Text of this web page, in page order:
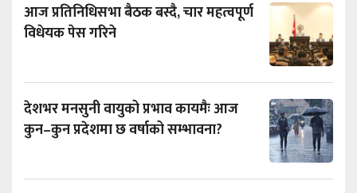
आज प्रतिनिधिसभा बैठक बस्दै, चार महत्वपूर्ण
विधेयक पेस गरिने
देशभर मनसुनी वायुको प्रभाव कायमैः आज
कुन–कुन प्रदेशमा छ वर्षाको सम्भावना?